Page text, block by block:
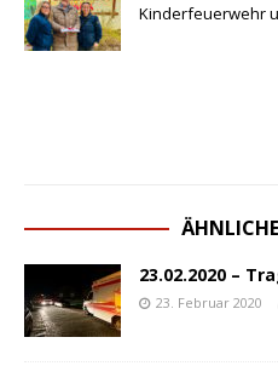
Kinderfeuerwehr
23.02.2020 –
23. Februar 2020